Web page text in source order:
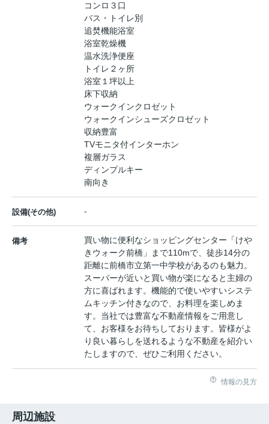
コンロ３口
バス・トイレ別
追焚機能浴室
浴室乾燥機
温水洗浄便座
トイレ２ヶ所
浴室１坪以上
床下収納
ウォークインクロゼット
ウォークインシューズクロゼット
収納豊富
TVモニタ付インターホン
複層ガラス
ディンプルキー
南向き
設備(その他) -
備考
買い物に便利なショッピングセンター「けや
きウォーク前橋」まで110mで、徒歩14分の
距離に前橋市立第一中学校があるのも魅力。
スーパーが近いと買い物が楽になると主婦の
方に喜ばれます。機能的で使いやすいシステ
ムキッチン付きなので、お料理を楽しめま
す。当社では豊富な不動産情報をご用意し
て、お客様をお待ちしております。皆様がよ
り良い暮らしを送れるような不動産を紹介い
たしますので、ぜひご利用ください。
情報の見方
周辺施設